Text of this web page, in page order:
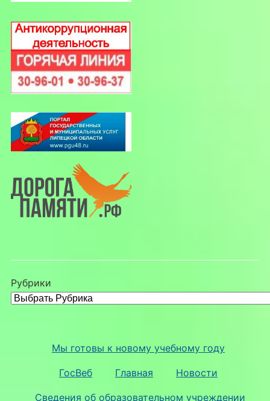
Рубрики
Мы готовы к новому учебному году
ГосВеб Главная Новости
Сведения об образовательном учреждении